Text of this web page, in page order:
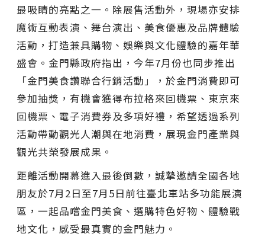
最吸睛的亮點之一。除展售活動外，現場亦安排
魔術互動表演、舞台演出、美食優惠及品牌體驗
活動，打造兼具購物、娛樂與文化體驗的嘉年華
盛會。金門縣政府指出，今年7月份也同步推出
「金門美食讚聯合行銷活動」，於金門消費即可
參加抽獎，有機會獲得布拉格來回機票、東京來
回機票、電子消費券及多項好禮，希望透過系列
活動帶動觀光人潮與在地消費，展現金門產業與
觀光共榮發展成果。
距離活動開幕進入最後倒數，誠摯邀請全國各地
朋友於7月2日至7月5日前往臺北車站多功能展演
區，一起品嚐金門美食、選購特色好物、體驗戰
地文化，感受最真實的金門魅力。